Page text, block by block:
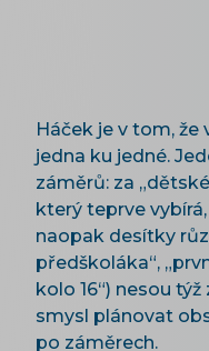
Háček je v tom,
jedna ku jedné.
záměrů: za
který teprve
naopak desítky
předškoláka“,
kolo 16“) nesou
smysl plánovat
po záměrech.